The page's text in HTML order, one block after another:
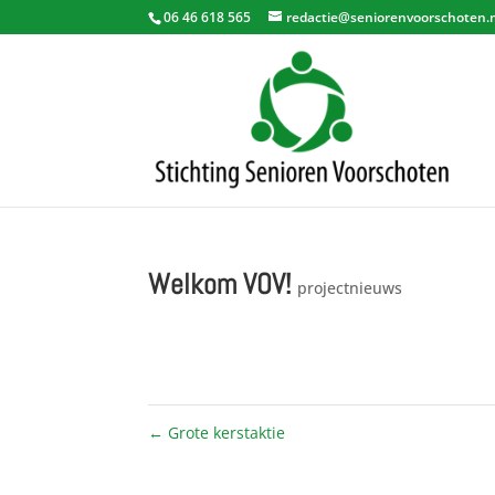
06 46 618 565
Welkom VOV! projectnieuws
← Grote kerstaktie